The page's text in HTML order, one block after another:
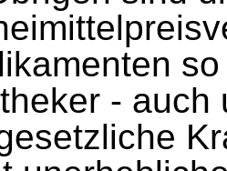
- auch